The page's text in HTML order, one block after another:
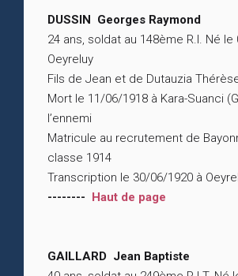
DUSSIN Georges Raymond
24 ans, soldat au 148ème R.I. Né le
Oeyreluy
Fils de Jean et de Dutauzia
Mort le 11/06/1918 à Kara-Suanci
l’ennemi
Matricule au recrutement de
classe 1914
Transcription le 30/06/1920 à
-------- Haut de page
GAILLARD Jean Baptiste